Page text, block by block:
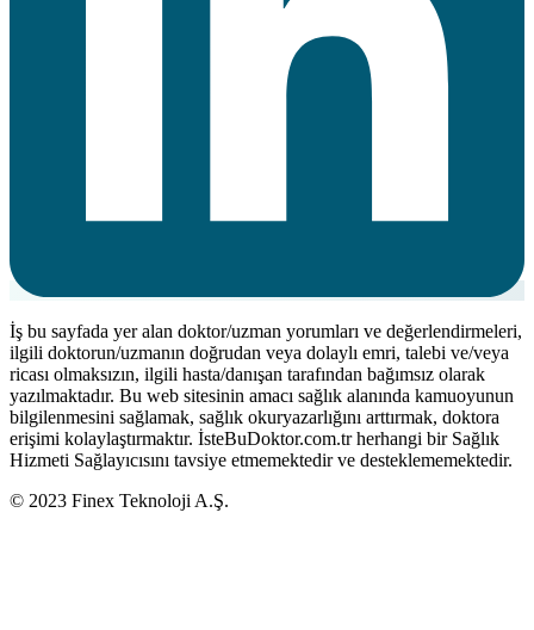
İş bu sayfada yer alan doktor/uzman yorumları ve değerlendirmeleri,
ilgili doktorun/uzmanın doğrudan veya dolaylı emri, talebi ve/veya
ricası olmaksızın, ilgili hasta/danışan tarafından bağımsız olarak
yazılmaktadır. Bu web sitesinin amacı sağlık alanında kamuoyunun
bilgilenmesini sağlamak, sağlık okuryazarlığını arttırmak, doktora
erişimi kolaylaştırmaktır. İsteBuDoktor.com.tr herhangi bir Sağlık
Hizmeti Sağlayıcısını tavsiye etmemektedir ve desteklememektedir.
© 2023 Finex Teknoloji A.Ş.